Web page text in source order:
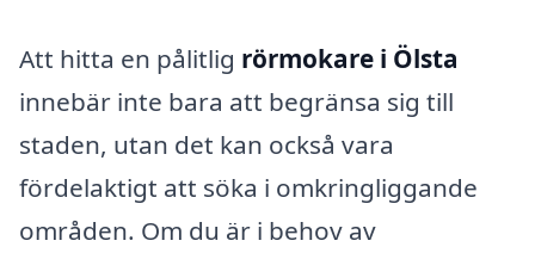
Att hitta en pålitlig rörmokare i Ölsta
innebär inte bara att begränsa sig till
staden, utan det kan också vara
fördelaktigt att söka i omkringliggande
områden. Om du är i behov av